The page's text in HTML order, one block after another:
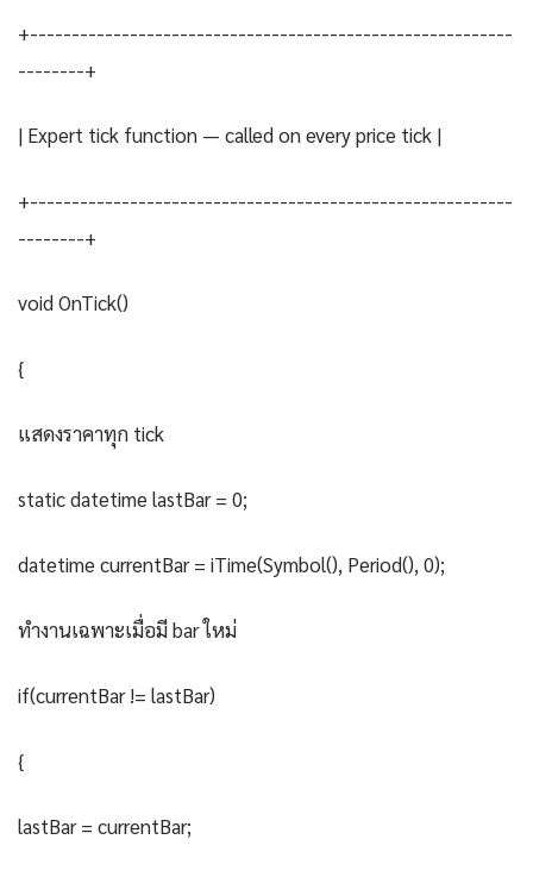
+----------------------------------------------------------
--------+
| Expert tick function — called on every price tick |
+----------------------------------------------------------
--------+
void OnTick()
{
แสดงราคาทุก tick
static datetime lastBar = 0;
datetime currentBar = iTime(Symbol(), Period(), 0);
ทำงานเฉพาะเมื่อมี bar ใหม่
if(currentBar != lastBar)
{
lastBar = currentBar;